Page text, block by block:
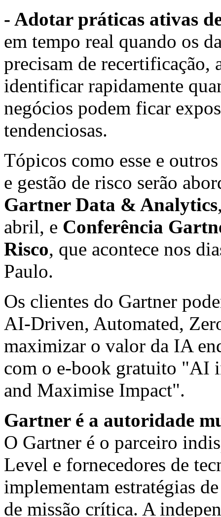
- Adotar práticas ativas
em tempo real quando os
precisam de recertificação,
identificar rapidamente
negócios podem ficar
tendenciosas.
Tópicos como esse e
e gestão de risco serão
Gartner Data & Analytics
abril, e Conferência
Risco, que acontece nos
Paulo.
Os clientes do Gartner
AI-Driven, Automated,
maximizar o valor da IA
com o e-book gratuito "AI
and Maximise Impact".
Gartner é a autoridade
O Gartner é o parceiro
Level e fornecedores de
implementam estratégias
de missão crítica. A